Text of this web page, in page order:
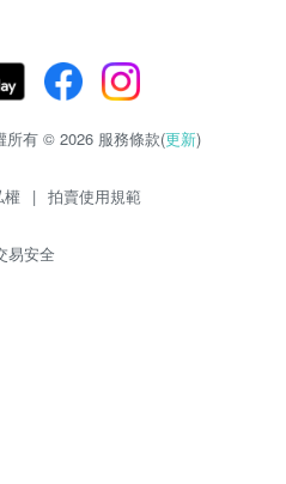
所有 © 2026 服務條款(更新)
權 | 拍賣使用規範
易安全